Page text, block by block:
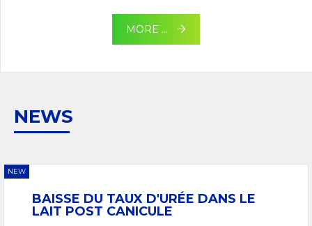
MORE …
NEWS
NEW
BAISSE DU TAUX D'URÉE DANS LE
LAIT POST CANICULE